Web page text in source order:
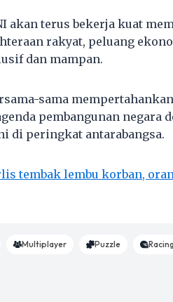
akan terus bekerja kuat
rakyat, peluang
dan mampan.
sama
pembangunan negara
di peringkat antarabangsa.
tembak lembu korban,